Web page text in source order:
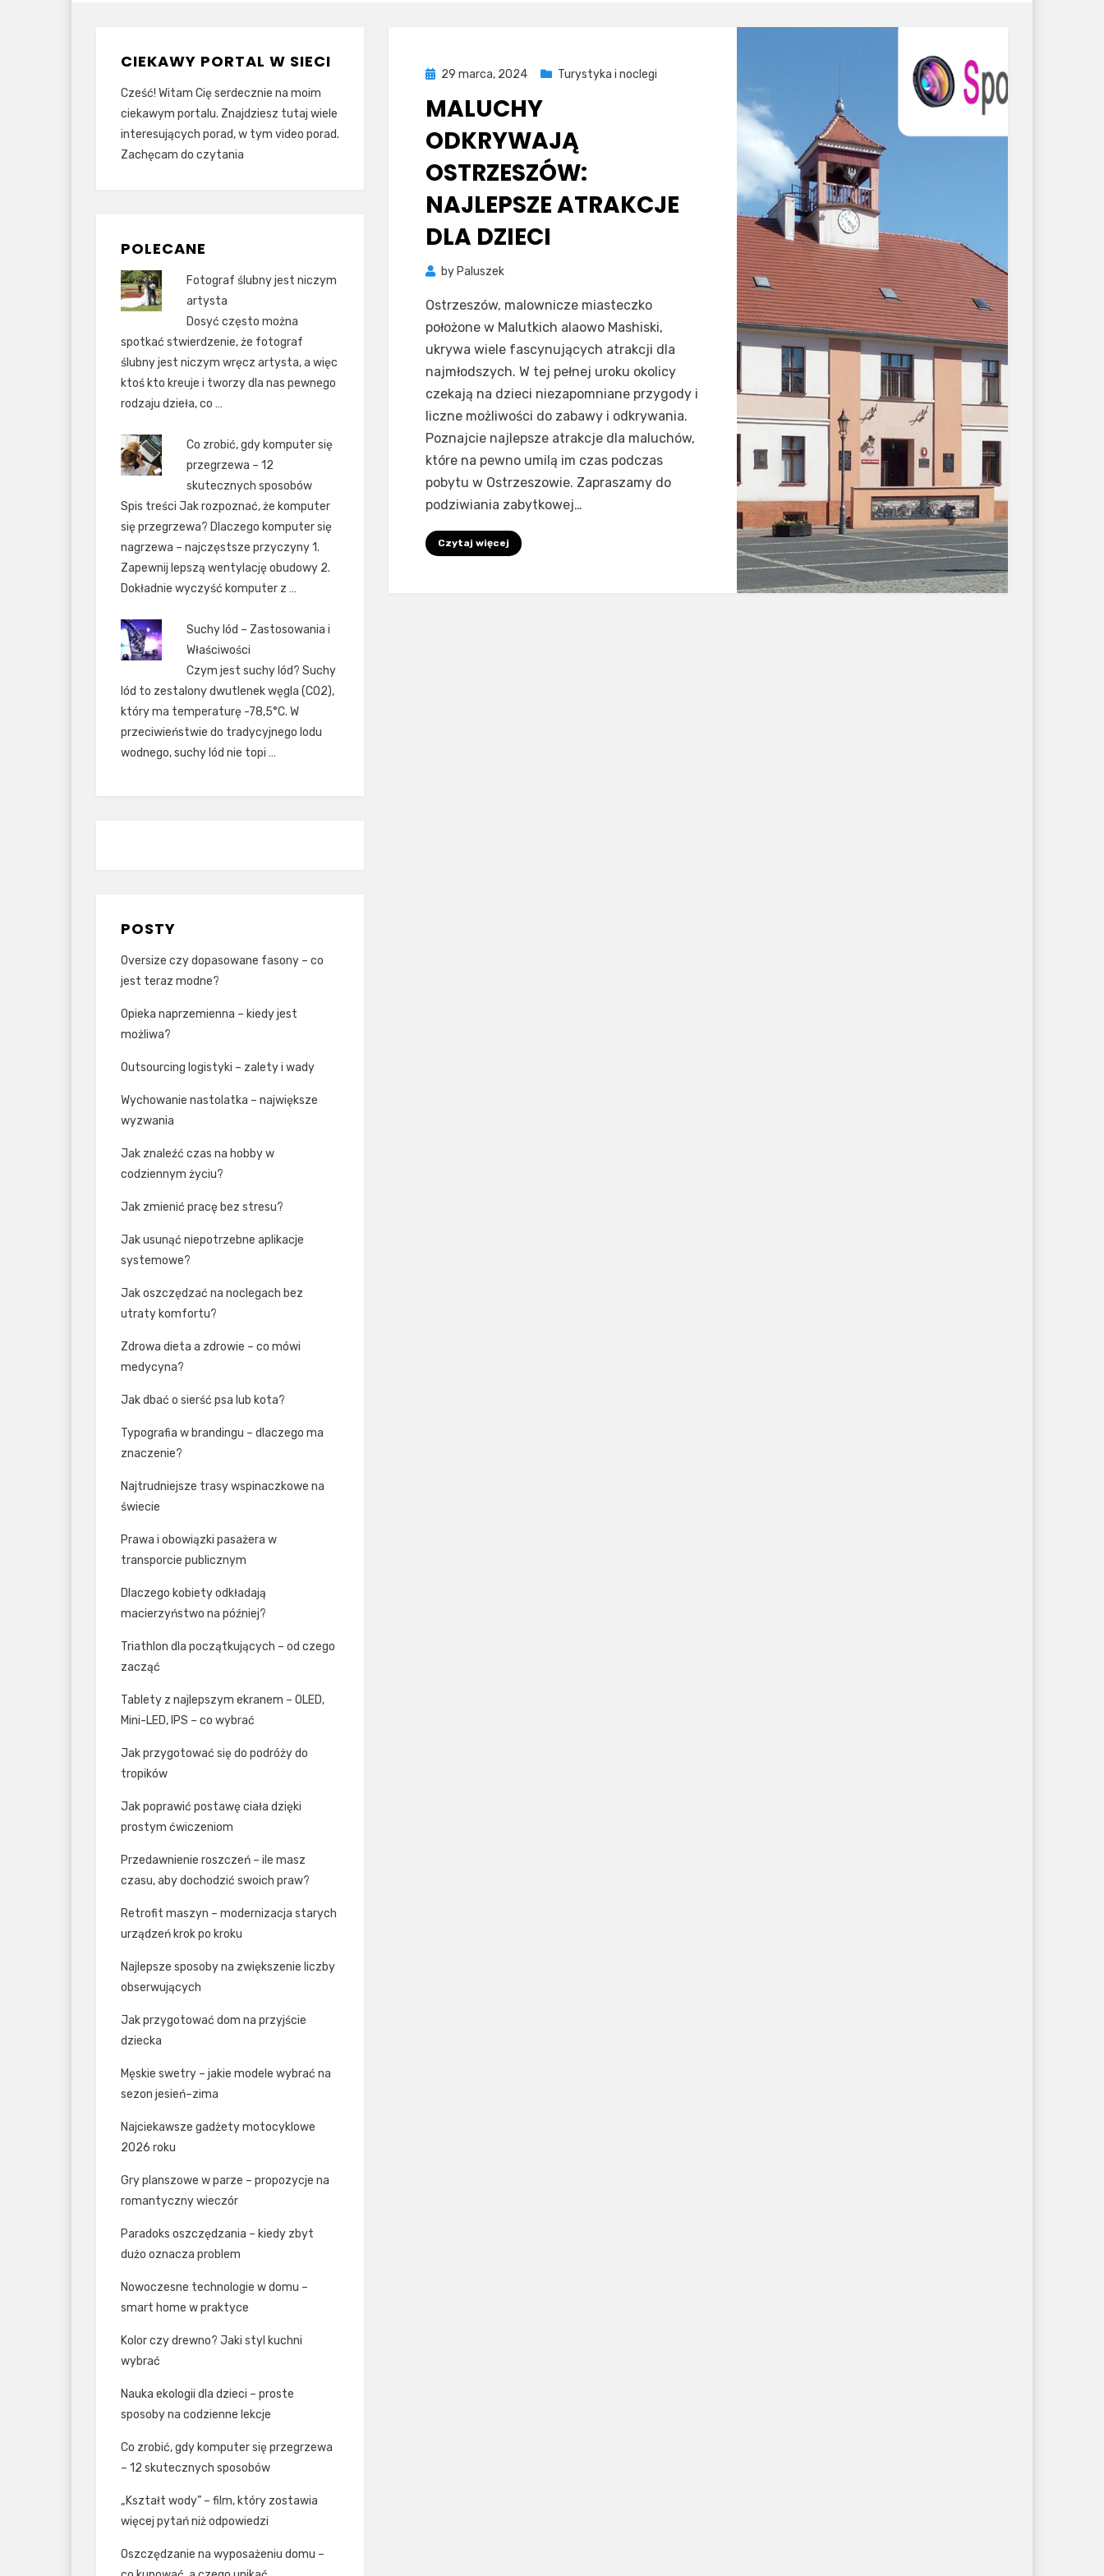
Posted
29 marca, 2024 Turystyka i noclegi
MALUCHY
ODKRYWAJĄ
OSTRZESZÓW:
NAJLEPSZE ATRAKCJE
DLA DZIECI
by Paluszek
Ostrzeszów, malownicze miasteczko
położone w Malutkich alaowo Mashiski,
ukrywa wiele fascynujących atrakcji dla
najmłodszych. W tej pełnej⁣ uroku okolicy
czekają na dzieci niezapomniane przygody i
liczne możliwości do zabawy i odkrywania.
Poznajcie najlepsze ⁣atrakcje dla maluchów,
które na pewno umilą im czas podczas
pobytu w Ostrzeszowie. Zapraszamy do
podziwiania zabytkowej…
Czytaj więcej
CIEKAWY PORTAL W SIECI
Cześć! Witam Cię serdecznie na moim
ciekawym portalu. Znajdziesz tutaj wiele
interesujących porad, w tym video porad.
Zachęcam do czytania
POLECANE
Fotograf ślubny jest niczym
artysta
Dosyć często można
spotkać stwierdzenie, że fotograf
ślubny jest niczym wręcz artysta, a więc
ktoś kto kreuje i tworzy dla nas pewnego
rodzaju dzieła, co …
Co zrobić, gdy komputer się
przegrzewa – 12
skutecznych sposobów
Spis treści Jak rozpoznać, że komputer
się przegrzewa? Dlaczego komputer się
nagrzewa – najczęstsze przyczyny 1.
Zapewnij lepszą wentylację obudowy 2.
Dokładnie wyczyść komputer z …
Suchy lód – Zastosowania i
Właściwości
Czym jest suchy lód? Suchy
lód to zestalony dwutlenek węgla (CO2),
który ma temperaturę -78,5°C. W
przeciwieństwie do tradycyjnego lodu
wodnego, suchy lód nie topi …
POSTY
Oversize czy dopasowane fasony – co
jest teraz modne?
Opieka naprzemienna – kiedy jest
możliwa?
Outsourcing logistyki – zalety i wady
Wychowanie nastolatka – największe
wyzwania
Jak znaleźć czas na hobby w
codziennym życiu?
Jak zmienić pracę bez stresu?
Jak usunąć niepotrzebne aplikacje
systemowe?
Jak oszczędzać na noclegach bez
utraty komfortu?
Zdrowa dieta a zdrowie – co mówi
medycyna?
Jak dbać o sierść psa lub kota?
Typografia w brandingu – dlaczego ma
znaczenie?
Najtrudniejsze trasy wspinaczkowe na
świecie
Prawa i obowiązki pasażera w
transporcie publicznym
Dlaczego kobiety odkładają
macierzyństwo na później?
Triathlon dla początkujących – od czego
zacząć
Tablety z najlepszym ekranem – OLED,
Mini-LED, IPS – co wybrać
Jak przygotować się do podróży do
tropików
Jak poprawić postawę ciała dzięki
prostym ćwiczeniom
Przedawnienie roszczeń – ile masz
czasu, aby dochodzić swoich praw?
Retrofit maszyn – modernizacja starych
urządzeń krok po kroku
Najlepsze sposoby na zwiększenie liczby
obserwujących
Jak przygotować dom na przyjście
dziecka
Męskie swetry – jakie modele wybrać na
sezon jesień–zima
Najciekawsze gadżety motocyklowe
2026 roku
Gry planszowe w parze – propozycje na
romantyczny wieczór
Paradoks oszczędzania – kiedy zbyt
dużo oznacza problem
Nowoczesne technologie w domu –
smart home w praktyce
Kolor czy drewno? Jaki styl kuchni
wybrać
Nauka ekologii dla dzieci – proste
sposoby na codzienne lekcje
Co zrobić, gdy komputer się przegrzewa
– 12 skutecznych sposobów
„Kształt wody” – film, który zostawia
więcej pytań niż odpowiedzi
Oszczędzanie na wyposażeniu domu –